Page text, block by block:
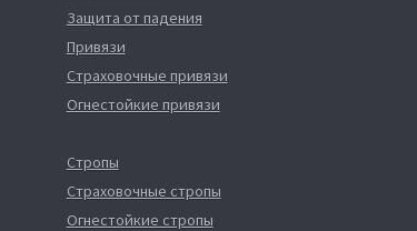
Защита от падения
Привязи
Страховочные привязи
Огнестойкие привязи
Стропы
Страховочные стропы
Огнестойкие стропы